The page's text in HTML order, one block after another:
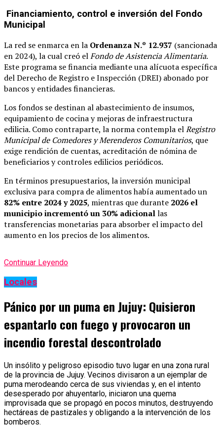
Financiamiento, control e inversión del Fondo
Municipal
La red se enmarca en la Ordenanza N.º 12.937 (sancionada
en 2024), la cual creó elFondo de Asistencia Alimentaria.
Este programa se financia mediante una alícuota específica
del Derecho de Registro e Inspección (DREI) abonado por
bancos y entidades financieras.
Los fondos se destinan al abastecimiento de insumos,
equipamiento de cocina y mejoras de infraestructura
edilicia. Como contraparte, la norma contempla elRegistro
Municipal de Comedores y Merenderos Comunitarios, que
exige rendición de cuentas, acreditación de nómina de
beneficiarios y controles edilicios periódicos.
En términos presupuestarios, la inversión municipal
exclusiva para compra de alimentos había aumentado un
82% entre 2024 y 2025, mientras que durante 2026 el
municipio incrementó un 30% adicionallas
transferencias monetarias para absorber el impacto del
aumento en los precios de los alimentos.
Continuar Leyendo
Locales
Pánico por un puma en Jujuy: Quisieron
espantarlo con fuego y provocaron un
incendio forestal descontrolado
Un insólito y peligroso episodio tuvo lugar en una zona rural
de la provincia de Jujuy. Vecinos divisaron a un ejemplar de
puma merodeando cerca de sus viviendas y, en el intento
desesperado por ahuyentarlo, iniciaron una quema
improvisada que se propagó en pocos minutos, destruyendo
hectáreas de pastizales y obligando a la intervención de los
bomberos.